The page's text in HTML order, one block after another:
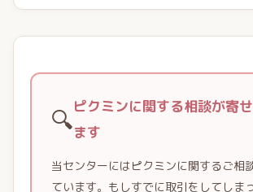
🔍ピクミンに関する相談が寄
ます
当センターにはピクミンに関するご相
ています。もしすでに取引をしてしま